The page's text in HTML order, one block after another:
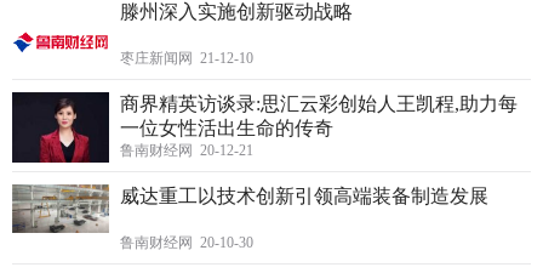
滕州深入实施创新驱动战略
枣庄新闻网 21-12-10
商界精英访谈录:思汇云彩创始人王凯程,助力每
一位女性活出生命的传奇
鲁南财经网 20-12-21
威达重工以技术创新引领高端装备制造发展
鲁南财经网 20-10-30